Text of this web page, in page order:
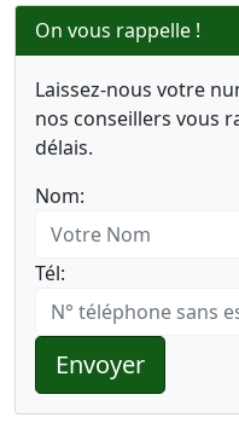
On vous rappelle !
Laissez-nous votre
nos conseillers vous
délais.
Nom:
Tél:
Envoyer